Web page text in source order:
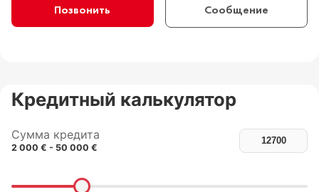
Позвонить Сообщение
Кредитный калькулятор
Сумма кредита
2 000 € - 50 000 €